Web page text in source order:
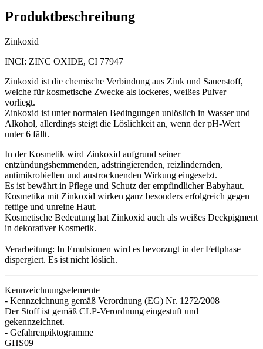
Produktbeschreibung
Zinkoxid
INCI: ZINC OXIDE, CI 77947
Zinkoxid ist die chemische Verbindung aus Zink und Sauerstoff,
welche für kosmetische Zwecke als lockeres, weißes Pulver
vorliegt.
Zinkoxid ist unter normalen Bedingungen unlöslich in Wasser und
Alkohol, allerdings steigt die Löslichkeit an, wenn der pH-Wert
unter 6 fällt.
In der Kosmetik wird Zinkoxid aufgrund seiner
entzündungshemmenden, adstringierenden, reizlindernden,
antimikrobiellen und austrocknenden Wirkung eingesetzt.
Es ist bewährt in Pflege und Schutz der empfindlicher Babyhaut.
Kosmetika mit Zinkoxid wirken ganz besonders erfolgreich gegen
fettige und unreine Haut.
Kosmetische Bedeutung hat Zinkoxid auch als weißes Deckpigment
in dekorativer Kosmetik.
Verarbeitung: In Emulsionen wird es bevorzugt in der Fettphase
dispergiert. Es ist nicht löslich.
Kennzeichnungselemente
- Kennzeichnung gemäß Verordnung (EG) Nr. 1272/2008
Der Stoff ist gemäß CLP-Verordnung eingestuft und
gekennzeichnet.
- Gefahrenpiktogramme
GHS09